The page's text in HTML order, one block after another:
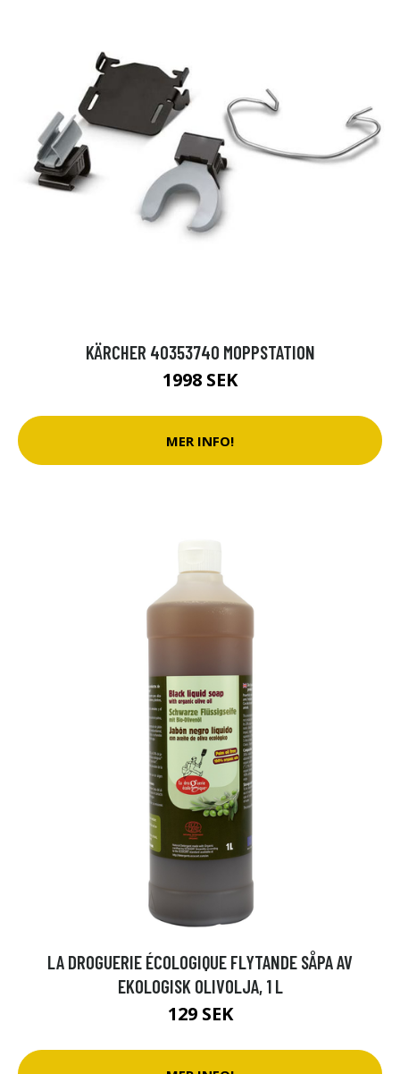
KÄRCHER 40353740 MOPPSTATION
1998 SEK
MER INFO!
LA DROGUERIE ÉCOLOGIQUE FLYTANDE SÅPA AV
EKOLOGISK OLIVOLJA, 1 L
129 SEK